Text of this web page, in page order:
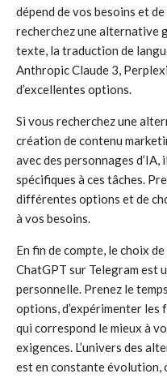
dépend de vos besoins et
recherchez une alternative
texte, la traduction de
Anthropic Claude 3,
d’excellentes options.
Si vous recherchez une
création de contenu
avec des personnages
spécifiques à ces tâches.
différentes options et de
à vos besoins.
En fin de compte, le choix
ChatGPT sur Telegram est
personnelle. Prenez le
options, d’expérimenter
qui correspond le mieux à
exigences. L’univers des
est en constante